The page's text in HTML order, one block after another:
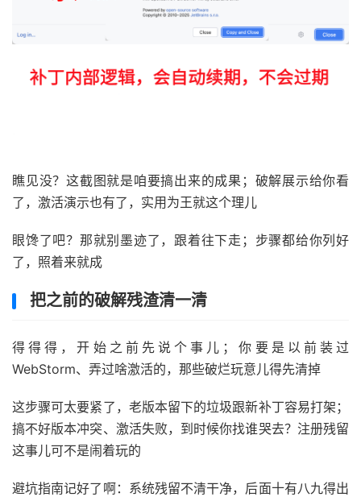
瞧见没？这截图就是咱要搞出来的成果；破解展示给你看
了，激活演示也有了，实用为王就这个理儿
眼馋了吧？那就别墨迹了，跟着往下走；步骤都给你列好
了，照着来就成
把之前的破解残渣清一清
得得得，开始之前先说个事儿；你要是以前装过
WebStorm、弄过啥激活的，那些破烂玩意儿得先清掉
这步骤可太要紧了，老版本留下的垃圾跟新补丁容易打架；
搞不好版本冲突、激活失败，到时候你找谁哭去？注册残留
这事儿可不是闹着玩的
避坑指南记好了啊：系统残留不清干净，后面十有八九得出